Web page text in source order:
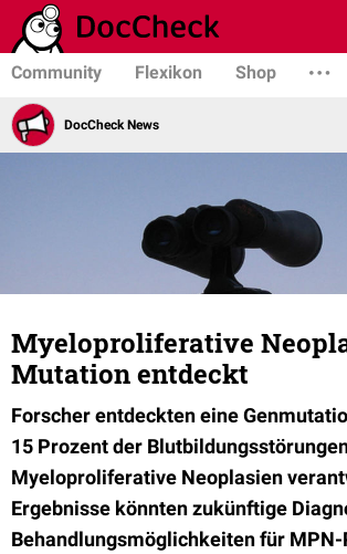
Community Flexikon Shop
DocCheck News
Myeloproliferative
Mutation entdeckt
Forscher entdeckten eine
15 Prozent der
Myeloproliferative Neoplasien
Ergebnisse könnten zukünftige
Behandlungsmöglichkeiten für